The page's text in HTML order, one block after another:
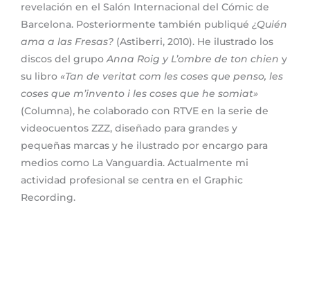
revelación en el Salón Internacional del Cómic de
Barcelona. Posteriormente también publiqué ¿Quién
ama a las Fresas? (Astiberri, 2010). He ilustrado los
discos del grupo Anna Roig y L’ombre de ton chien y
su libro «Tan de veritat com les coses que penso, les
coses que m’invento i les coses que he somiat»
(Columna), he colaborado con RTVE en la serie de
videocuentos ZZZ, diseñado para grandes y
pequeñas marcas y he ilustrado por encargo para
medios como La Vanguardia. Actualmente mi
actividad profesional se centra en el Graphic
Recording.